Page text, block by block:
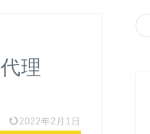
理
2022年2月1日